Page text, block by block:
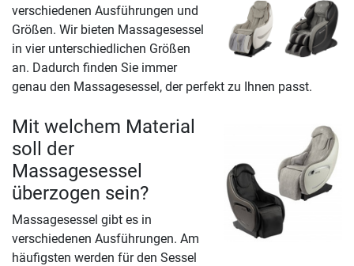
verschiedenen Ausführungen und
Größen. Wir bieten Massagesessel
in vier unterschiedlichen Größen
an. Dadurch finden Sie immer
genau den Massagesessel, der perfekt zu Ihnen passt.
Mit welchem Material
soll der
Massagesessel
überzogen sein?
Massagesessel gibt es in
verschiedenen Ausführungen. Am
häufigsten werden für den Sessel